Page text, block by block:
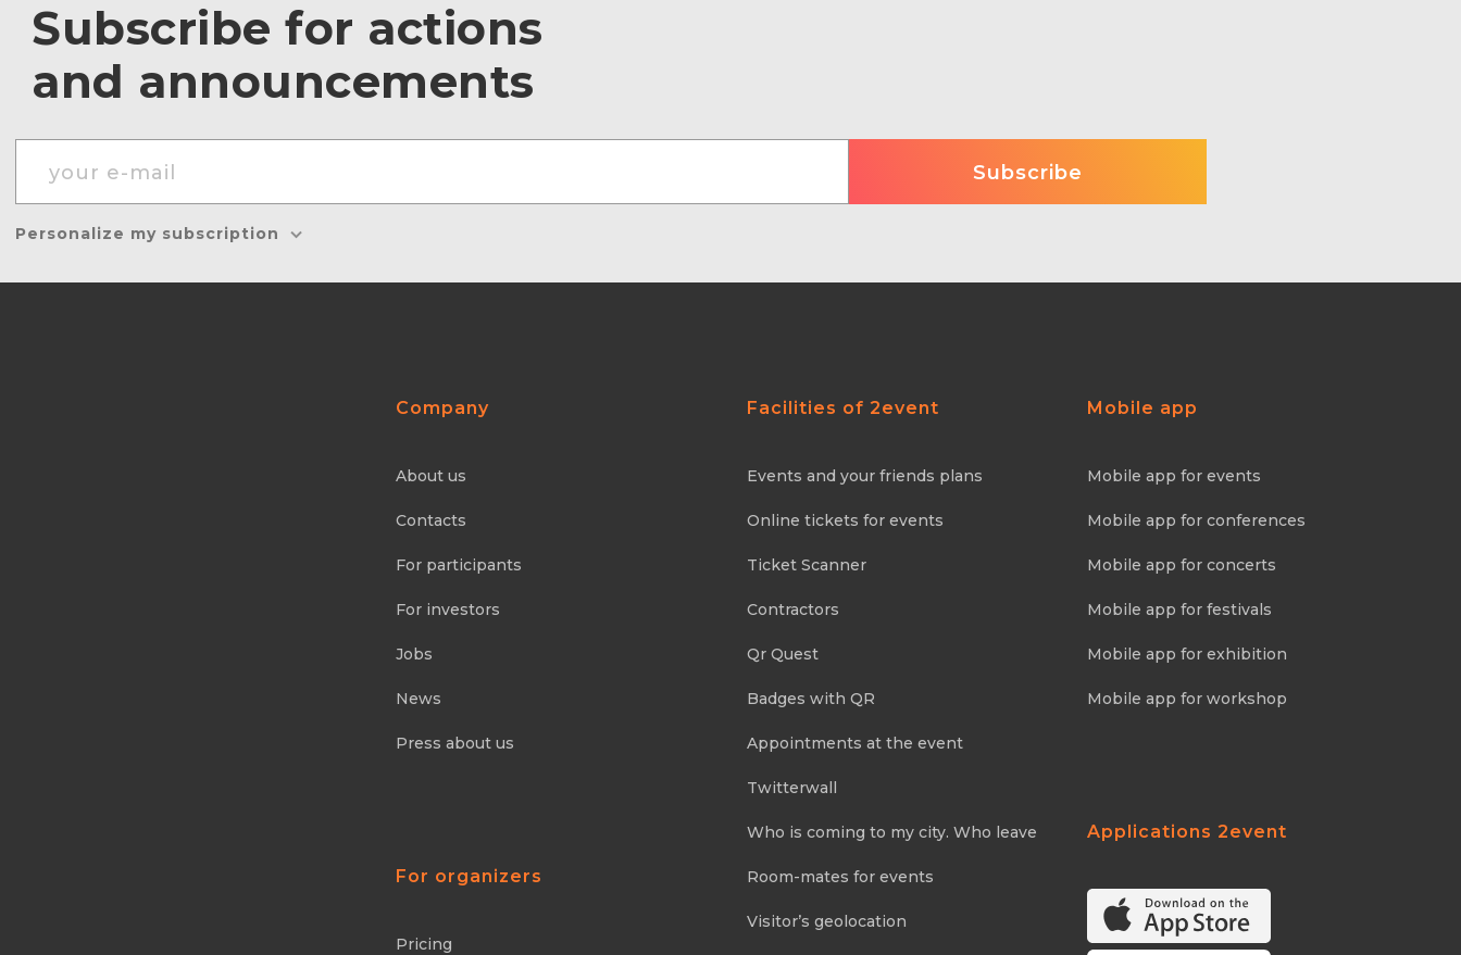
Subscribe for actions
and announcements
Personalize my subscription
Company
About us
Contacts
For participants
For investors
Jobs
News
Press about us
For organizers
Pricing
Facilities of 2event
Events and your friends plans
Online tickets for events
Ticket Scanner
Contractors
Qr Quest
Badges with QR
Appointments at the event
Twitterwall
Who is coming to my city. Who leave
Room-mates for events
Visitor’s geolocation
Mobile app
Mobile app for events
Mobile app for conferences
Mobile app for concerts
Mobile app for festivals
Mobile app for exhibition
Mobile app for workshop
Applications 2event